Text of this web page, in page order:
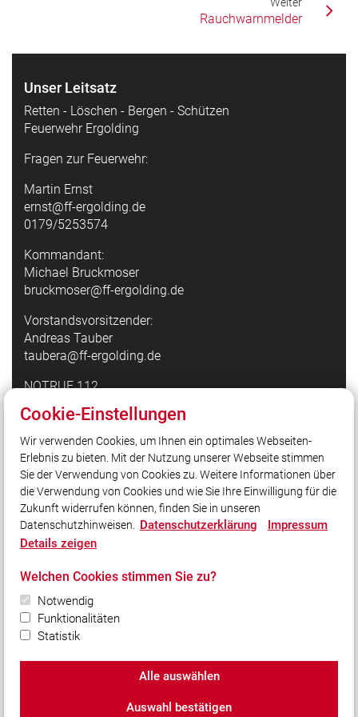
Rauchwarnmelder
Unser Leitsatz
Retten - Löschen - Bergen - Schützen
Feuerwehr Ergolding
Fragen zur Feuerwehr:
Martin Ernst
ernst@ff-ergolding.de
0179/5253574
Kommandant:
Michael Bruckmoser
bruckmoser@ff-ergolding.de
Vorstandsvorsitzender:
Andreas Tauber
taubera@ff-ergolding.de
NOTRUF 112
Quicklinks
Feuerwehr Mattarello
Pressefotografie24
Social Media
Bleiben Sie mit uns in Kontakt und vernetzen Sie sich
mit uns!
© 2026 Freiwillige Feuerwehr Ergolding e.V.
Datenschutz|Cookie-Einstellungen
Cookie-Einstellungen
Wir verwenden Cookies, um Ihnen ein optimales Webseiten-
Erlebnis zu bieten. Mit der Nutzung unserer Webseite stimmen
Sie der Verwendung von Cookies zu. Weitere Informationen über
die Verwendung von Cookies und wie Sie Ihre Einwilligung für die
Zukunft widerrufen können, finden Sie in unseren
Datenschutzhinweisen. Datenschutzerklärung
Impressum
Details zeigen
Welchen Cookies stimmen Sie zu?
Notwendig
Funktionalitäten
Statistik
Alle auswählen
Auswahl bestätigen